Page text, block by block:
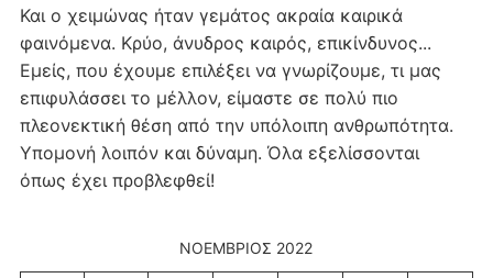
Και ο χειμώνας ήταν γεμάτος ακραία καιρικά
φαινόμενα. Κρύο, άνυδρος καιρός, επικίνδυνος...
Εμείς, που έχουμε επιλέξει να γνωρίζουμε, τι μας
επιφυλάσσει το μέλλον, είμαστε σε πολύ πιο
πλεονεκτική θέση από την υπόλοιπη ανθρωπότητα.
Υπομονή λοιπόν και δύναμη. Όλα εξελίσσονται
όπως έχει προβλεφθεί!
ΝΟΈΜΒΡΙΟΣ 2022